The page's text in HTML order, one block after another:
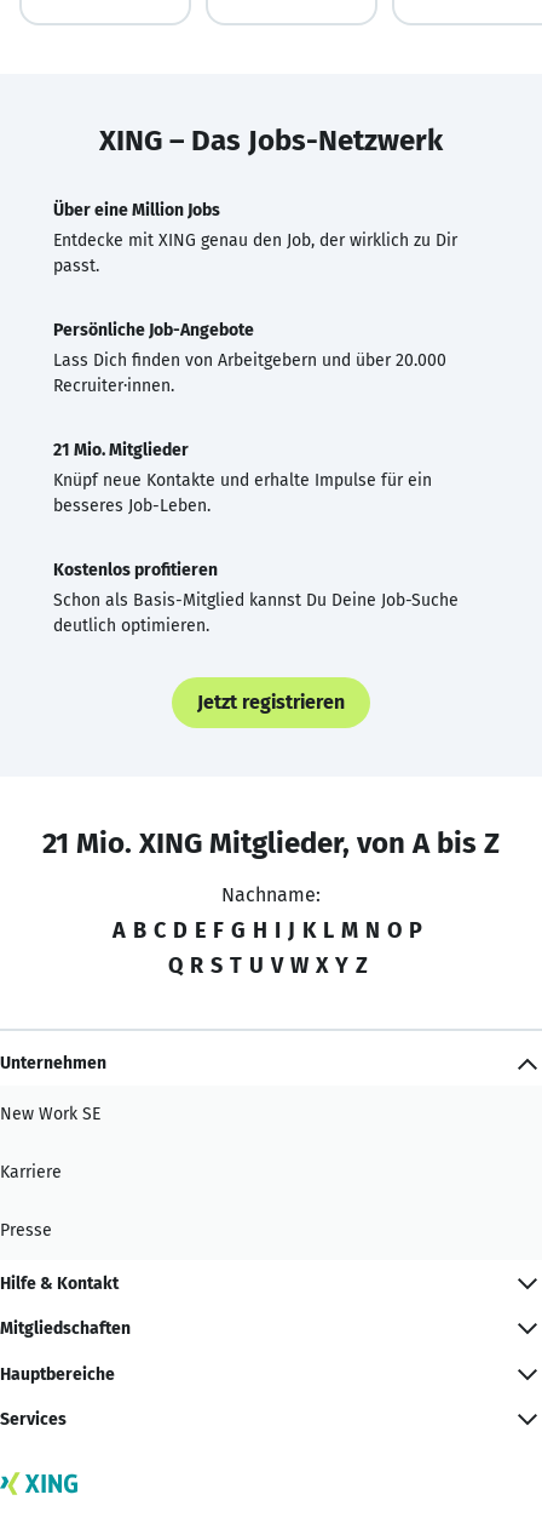
XING – Das Jobs-Netzwerk
Über eine Million Jobs
Entdecke mit XING genau den Job, der wirklich zu Dir
passt.
Persönliche Job-Angebote
Lass Dich finden von Arbeitgebern und über 20.000
Recruiter·innen.
21 Mio. Mitglieder
Knüpf neue Kontakte und erhalte Impulse für ein
besseres Job-Leben.
Kostenlos profitieren
Schon als Basis-Mitglied kannst Du Deine Job-Suche
deutlich optimieren.
Jetzt registrieren
21 Mio. XING Mitglieder, von A bis Z
Nachname:
A B C D E F G H I J K L M N O P
Q R S T U V W X Y Z
Unternehmen
New Work SE
Karriere
Presse
Hilfe & Kontakt
Mitgliedschaften
Hauptbereiche
Services